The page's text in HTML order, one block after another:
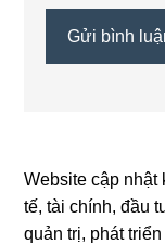
Primary
Sidebar
Website cập nhật
tế, tài chính, đầu
quản trị, phát